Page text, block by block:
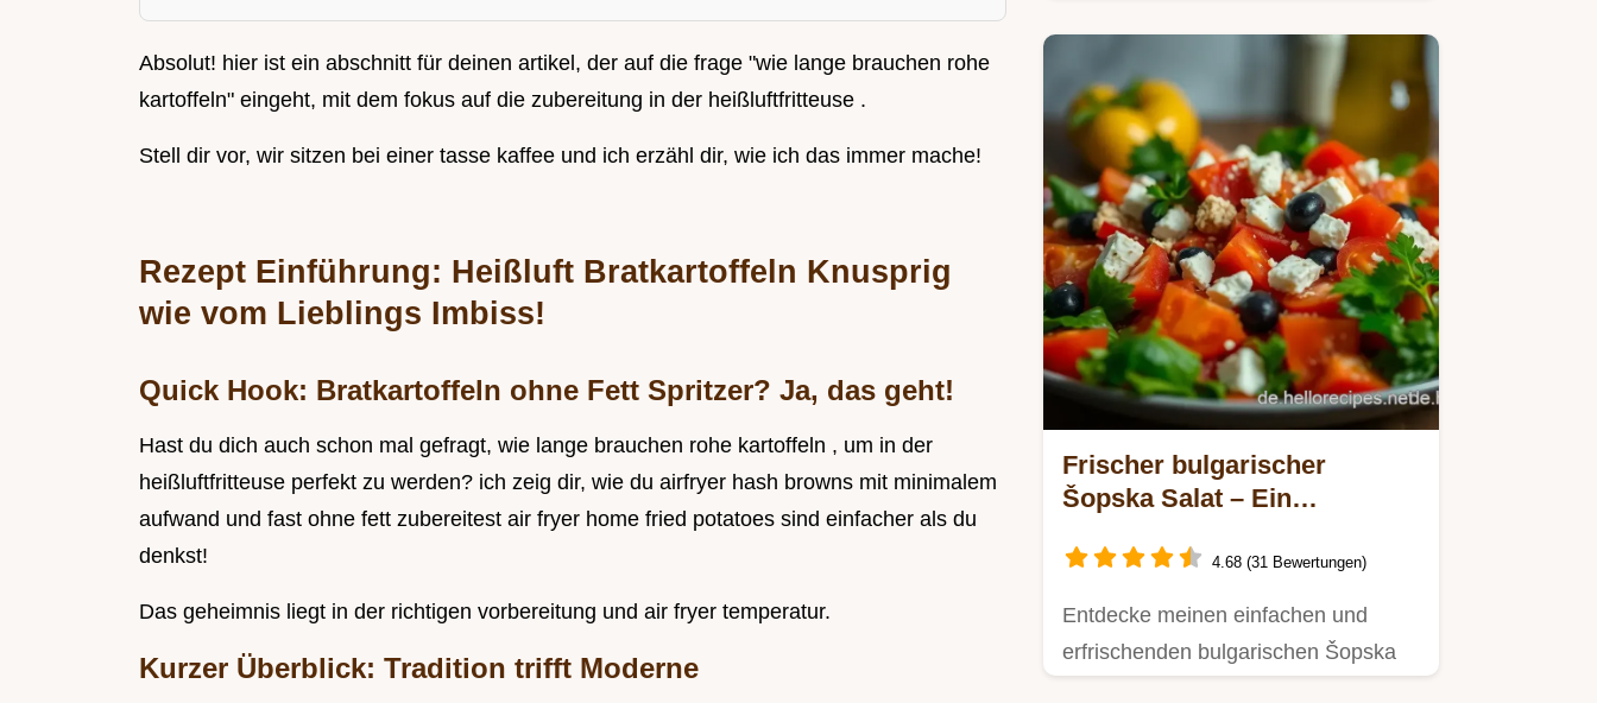
Absolut! hier ist ein abschnitt für deinen artikel, der auf die frage "wie lange brauchen rohe
kartoffeln" eingeht, mit dem fokus auf die zubereitung in der heißluftfritteuse .
Stell dir vor, wir sitzen bei einer tasse kaffee und ich erzähl dir, wie ich das immer mache!
Rezept Einführung: Heißluft Bratkartoffeln Knusprig
wie vom Lieblings Imbiss!
Quick Hook: Bratkartoffeln ohne Fett Spritzer? Ja, das geht!
Hast du dich auch schon mal gefragt, wie lange brauchen rohe kartoffeln , um in der
heißluftfritteuse perfekt zu werden? ich zeig dir, wie du airfryer hash browns mit minimalem
aufwand und fast ohne fett zubereitest air fryer home fried potatoes sind einfacher als du
denkst!
Das geheimnis liegt in der richtigen vorbereitung und air fryer temperatur.
Kurzer Überblick: Tradition trifft Moderne
Frischer bulgarischer
Šopska Salat – Ein
Grillabend!
4.68 (31 Bewertungen)
Entdecke meinen einfachen und
erfrischenden bulgarischen Šopska